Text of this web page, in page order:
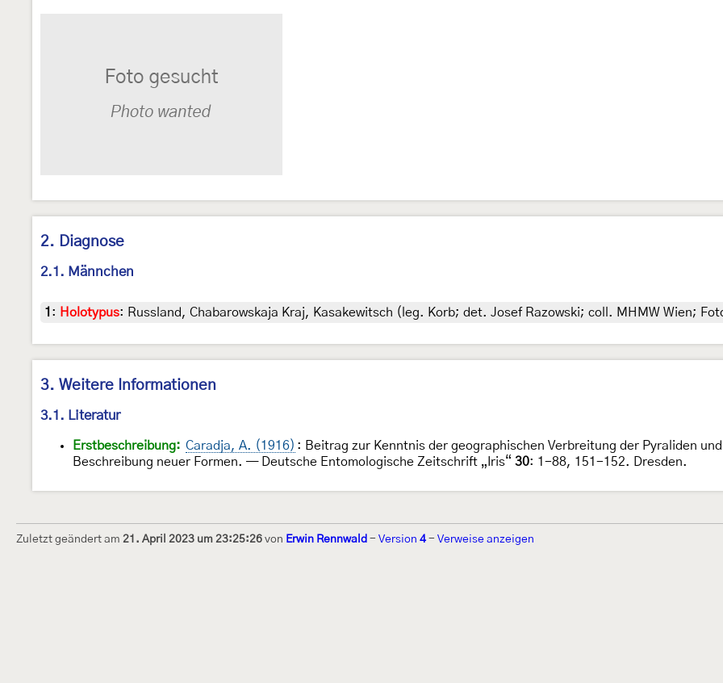
2. Diagnose
2.1. Männchen
1 : Holotypus: Russland, Chabarowskaja Kraj, Kasakewitsch (leg. Korb; det. Josef Razowski; coll. MHMW Wien;
3. Weitere Informationen
3.1. Literatur
Erstbeschreibung: Caradja, A. (1916) : Beitrag zur Kenntnis der geographischen Verbreitung der Pyraliden
Beschreibung neuer Formen. — Deutsche Entomologische Zeitschrift „Iris“ 30: 1-88, 151-152. Dresden.
Zuletzt geändert am 21. April 2023 um 23:25:26 von Erwin Rennwald - Version 4 - Verweise anzeigen